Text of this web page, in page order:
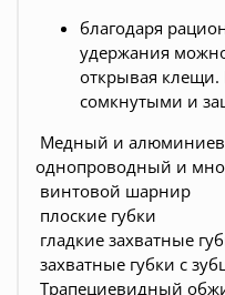
благодаря
удержания
открывая клещи.
сомкнутыми и
Медный и
однопроводный и
винтовой шарнир
плоские губки
гладкие захватные
захватные губки с
Трапециевидный